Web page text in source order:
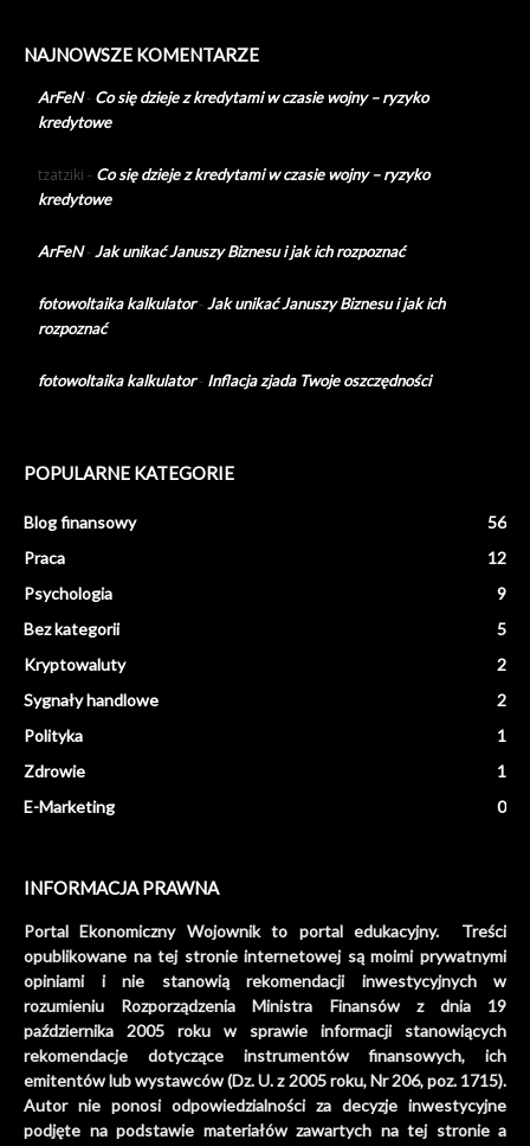
NAJNOWSZE KOMENTARZE
ArFeN- Co się dzieje z kredytami w czasie wojny – ryzyko
kredytowe
tzatziki - Co się dzieje z kredytami w czasie wojny – ryzyko
kredytowe
ArFeN- Jak unikać Januszy Biznesu i jak ich rozpoznać
fotowoltaika kalkulator- Jak unikać Januszy Biznesu i jak ich
rozpoznać
fotowoltaika kalkulator- Inflacja zjada Twoje oszczędności
POPULARNE KATEGORIE
Blog finansowy
56
Praca
12
Psychologia
9
Bez kategorii
5
Kryptowaluty
2
Sygnały handlowe
2
Polityka
1
Zdrowie
1
E-Marketing
0
INFORMACJA PRAWNA
Portal Ekonomiczny Wojownik to portal edukacyjny. Treści
opublikowane na tej stronie internetowej są moimi prywatnymi
opiniami i nie stanowią rekomendacji inwestycyjnych w
rozumieniu Rozporządzenia Ministra Finansów z dnia 19
października 2005 roku w sprawie informacji stanowiących
rekomendacje dotyczące instrumentów finansowych, ich
emitentów lub wystawców (Dz. U. z 2005 roku, Nr 206, poz. 1715).
Autor nie ponosi odpowiedzialności za decyzje inwestycyjne
podjęte na podstawie materiałów zawartych na tej stronie a